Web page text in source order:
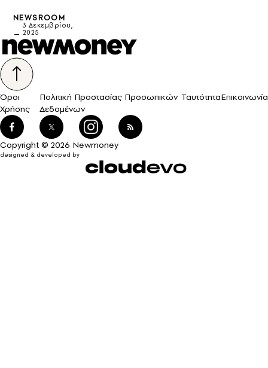
NEWSROOM
3 Δεκεμβρίου,
2025
Όροι
Χρήσης
Πολιτική Προστασίας Προσωπικών
Δεδομένων
ΤαυτότηταΕπικοινωνία
Copyright © 2026 Newmoney
designed & developed by